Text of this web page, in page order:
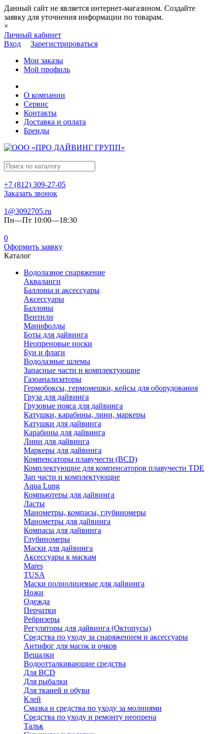
Данный сайт не является интернет-магазином. Создайте
заявку для уточнения информации по товарам.
×
Личный кабинет
Вход
Зарегистрироваться
Мои заказы
Мой профиль
О компании
Сервис
Контакты
Доставка и оплата
Бренды
+7 (812) 309-27-05
Заказать звонок
1@3092705.ru
Пн—Пт 10:00—18:30
0
Оформить заявку
Каталог
Водолазное снаряжение
Акваланги
Баллоны и аксессуары
Аксессуары
Баллоны
Вентили
Манифолды
Боты для дайвинга
Неопреновые носки
Буи и флаги
Водолазные шлемы
Запасные части и комплектующие
Газоанализаторы
Гермобоксы, гермомешки, кейсы для оборудования
Груза для дайвинга
Грузовые пояса для дайвинга
Катушки, карабины, лини, маркеры
Катушки для дайвинга
Карабины для дайвинга
Лини для дайвинга
Маркеры для дайвинга
Компенсаторы плавучести (BCD)
Комплектующие для компенсаторов плавучести TDE
Зап части и комплектующие
Aqua Lung
Компьютеры для дайвинга
Ласты
Манометры, компасы, глубиномеры
Манометры для дайвинга
Компасы для дайвинга
Глубиномеры
Маски для дайвинга
Аксессуары к маскам
Mares
TUSA
Маски полнолицевые для дайвинга
Ножи
Одежда
Перчатки
Ребризеры
Регуляторы для дайвинга (Октопусы)
Средства по уходу за снаряжением и аксессуары
Антифог для масок и очков
Вешалки
Водоотталкивающие средства
Для BCD
Для рыбалки
Для тканей и обуви
Клей
Смазка и средства по уходу за молниями
Средства по уходу и ремонту неопрена
Тальк